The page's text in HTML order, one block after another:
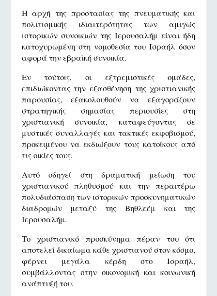
Η αρχή της προστασίας της πνευματικής και
πολιτισμικής ιδιαιτερότητας των αμιγώς
ιστορικών συνοικιών της Ιερουσαλήμ είναι ήδη
κατοχυρωμένη στη νομοθεσία του Ισραήλ όσον
αφορά την εβραϊκή συνοικία.
Εν τούτοις, οι εξτρεμιστικές ομάδες,
επιδιώκοντας την εξασθένηση της χριστιανικής
παρουσίας, εξακολουθούν να εξαγοράζουν
στρατηγικής σημασίας περιουσίες στη
χριστιανική συνοικία, καταφεύγοντας σε
μυστικές συναλλαγές και τακτικές εκφοβισμού,
προκειμένου να εκδιώξουν τους κατοίκους από
τις οικίες τους.
Αυτό οδηγεί στη δραματική μείωση του
χριστιανικού πληθυσμού και την περαιτέρω
πολυδιάσπαση των ιστορικών προσκυνηματικών
διαδρομών μεταξύ της Βηθλεέμ και της
Ιερουσαλήμ.
Το χριστιανικό προσκύνημα πέραν του ότι
αποτελεί δικαίωμα κάθε χριστιανού στον κόσμο,
φέρνει μεγάλα κέρδη στο Ισραήλ,
συμβάλλοντας στην οικονομική και κοινωνική
ανάπτυξή του.